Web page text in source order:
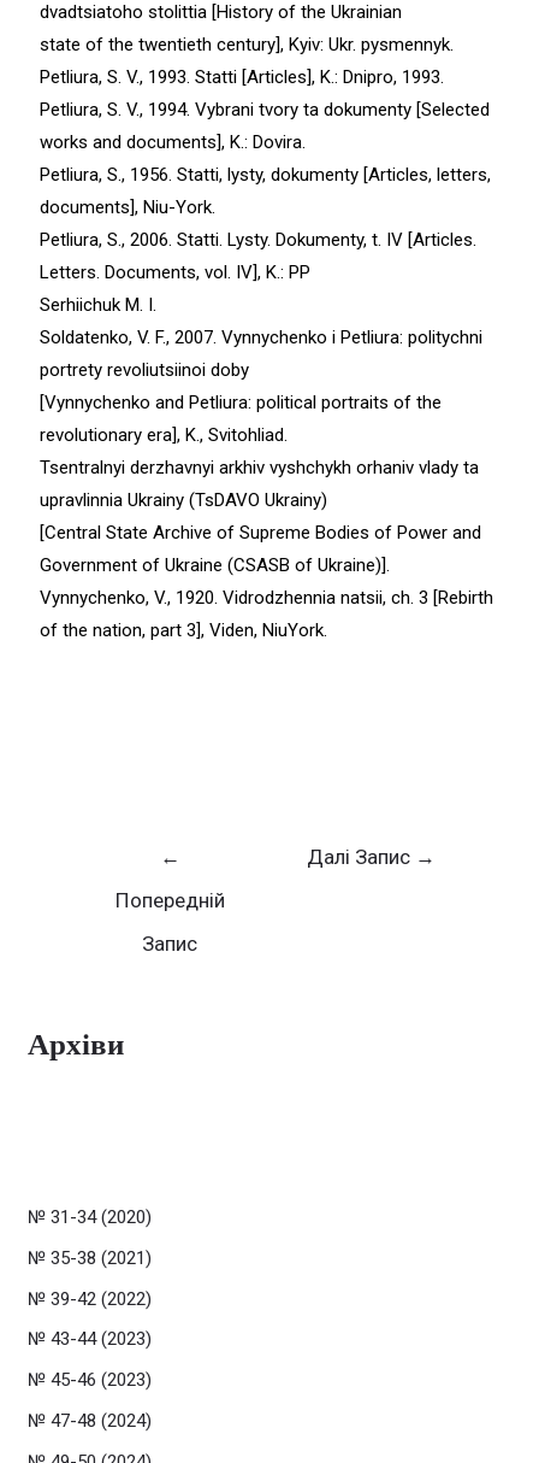
dvadtsiatoho stolittia [History of the Ukrainian
state of the twentieth century], Kyiv: Ukr. pysmennyk.
Petliura, S. V., 1993. Statti [Articles], K.: Dnipro, 1993.
Petliura, S. V., 1994. Vybrani tvory ta dokumenty [Selected
works and documents], K.: Dovira.
Petliura, S., 1956. Statti, lysty, dokumenty [Articles, letters,
documents], Niu-York.
Petliura, S., 2006. Statti. Lysty. Dokumenty, t. IV [Articles.
Letters. Documents, vol. IV], K.: PP
Serhiichuk M. I.
Soldatenko, V. F., 2007. Vynnychenko i Petliura: politychni
portrety revoliutsiinoi doby
[Vynnychenko and Petliura: political portraits of the
revolutionary era], K., Svitohliad.
Tsentralnyi derzhavnyi arkhiv vyshchykh orhaniv vlady ta
upravlinnia Ukrainy (TsDAVO Ukrainy)
[Central State Archive of Supreme Bodies of Power and
Government of Ukraine (CSASB of Ukraine)].
Vynnychenko, V., 1920. Vidrodzhennia natsii, ch. 3 [Rebirth
of the nation, part 3], Viden, NiuYork.
←
Попередній
Запис
Далі Запис →
Архіви
№ 31-34 (2020)
№ 35-38 (2021)
№ 39-42 (2022)
№ 43-44 (2023)
№ 45-46 (2023)
№ 47-48 (2024)